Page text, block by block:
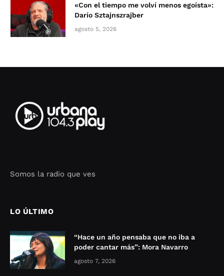
«Con el tiempo me volví menos egoísta»:
Darío Sztajnszrajber
agosto 5, 2026
Somos la radio que ves
LO ÚLTIMO
“Hace un año pensaba que no iba a
poder cantar más”: Mora Navarro
agosto 7, 2026